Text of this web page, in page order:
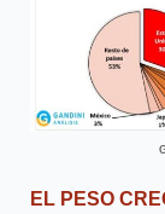
EL PESO